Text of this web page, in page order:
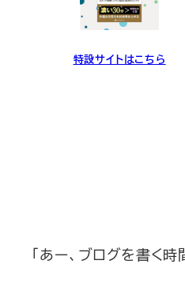
特設サイトはこちら
「あー、ブログを書く時